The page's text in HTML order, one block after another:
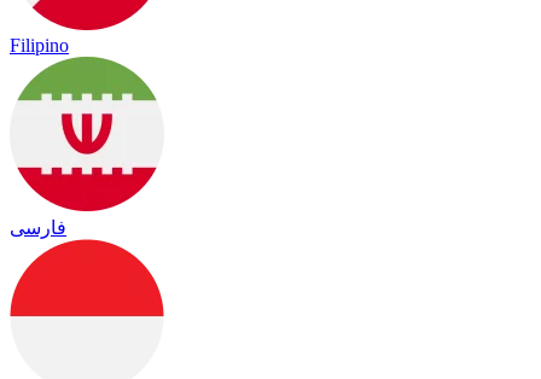
Filipino
فارسی